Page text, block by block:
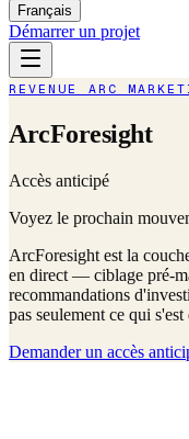
Français
Démarrer un projet
REVENUE ARC
ArcForesight
Accès anticipé
Voyez le prochain
ArcForesight est la
en direct — ciblage pré-
recommandations
pas seulement ce qui s'est
Demander un accès